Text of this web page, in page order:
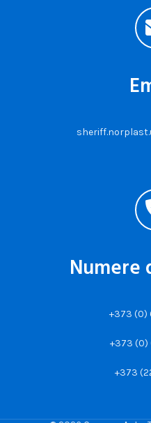
Numere
+373 (0)
+373 (0)
+373